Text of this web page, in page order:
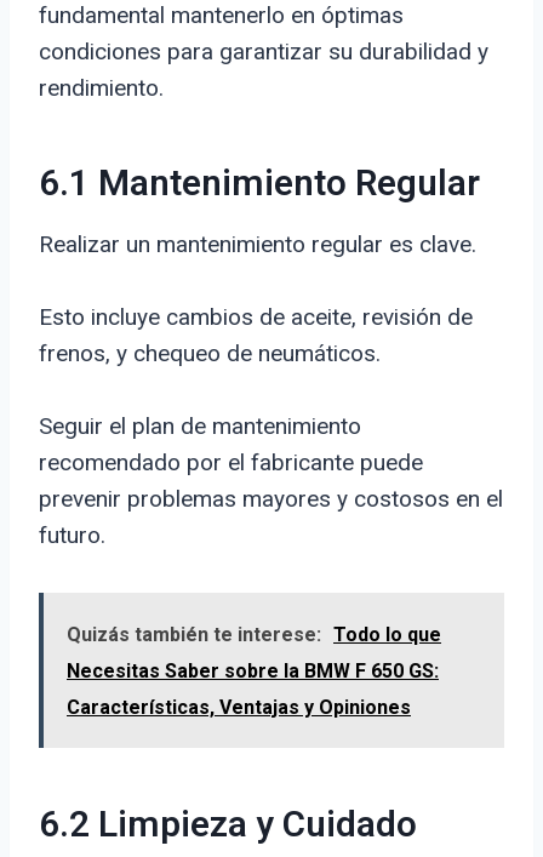
fundamental mantenerlo en óptimas
condiciones para garantizar su durabilidad y
rendimiento.
6.1 Mantenimiento Regular
Realizar un mantenimiento regular es clave.
Esto incluye cambios de aceite, revisión de
frenos, y chequeo de neumáticos.
Seguir el plan de mantenimiento
recomendado por el fabricante puede
prevenir problemas mayores y costosos en el
futuro.
Quizás también te interese: Todo lo que
Necesitas Saber sobre la BMW F 650 GS:
Características, Ventajas y Opiniones
6.2 Limpieza y Cuidado